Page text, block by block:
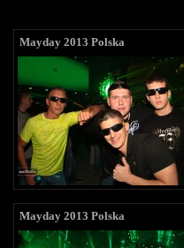
Mayday 2013 Polska
Mayday 2013 Polska